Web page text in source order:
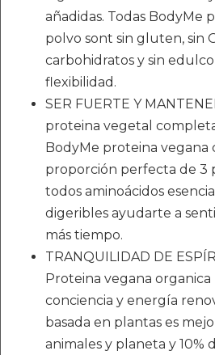
añadidas. Todas BodyMe
polvo sont sin gluten, sin
carbohidratos y sin
flexibilidad.
SER FUERTE Y
proteina vegetal
BodyMe proteina vegana
proporción perfecta de 3
todos aminoácidos
digeribles ayudarte a
más tiempo.
TRANQUILIDAD DE
Proteina vegana
conciencia y energía
basada en plantas es
animales y planeta y 10%